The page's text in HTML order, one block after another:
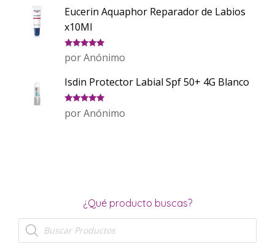
Eucerin Aquaphor Reparador de Labios
x10Ml
Valorado
con
de 5
por Anónimo
Isdin Protector Labial Spf 50+ 4G Blanco
Valorado
con
de 5
por Anónimo
¿Qué producto buscas?
Búsqueda
de